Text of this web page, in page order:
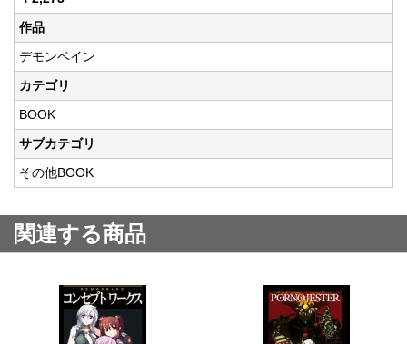
作品
デモンベイン
カテゴリ
BOOK
サブカテゴリ
その他BOOK
関連する商品